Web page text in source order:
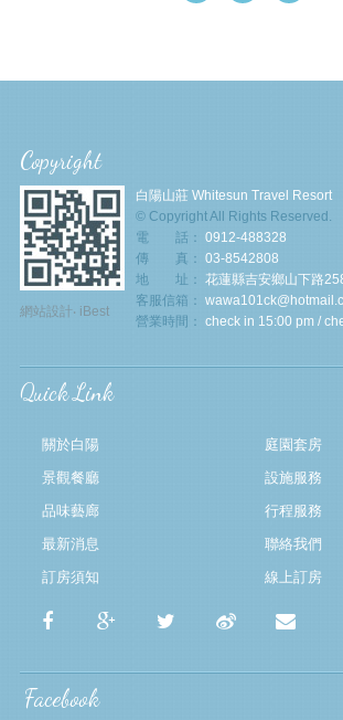
Copyright
網站設計‧ iBest
白陽山莊 Whitesun Travel Resort
© Copyright All Rights Reserved.
電 話： 0912-488328
傳 真： 03-8542808
地 址： 花蓮縣吉安鄉山下路
客服信箱：
營業時間： check in 15:00 pm /
Quick Link
關於白陽
庭園套房
景觀餐廳
設施服務
品味藝廊
行程服務
最新消息
聯絡我們
訂房須知
線上訂房
Facebook